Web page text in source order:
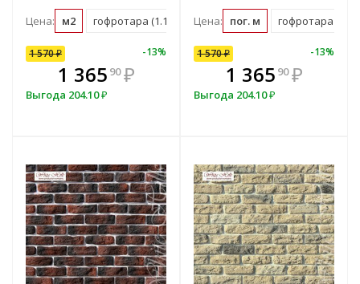
Цена: м2 гофротара (1.16 м2) мастербокс (38 м2)
1 570₽ -13%
1 365 90 ₽
Выгода 204.10₽
В комплекте
всегда выгоднее!
Цена: пог. м гофротара (2.31
7% 1 570 -
1 41300
Выгода157
1 570₽ -13%
1 365 90 ₽
Выгода 204.10₽